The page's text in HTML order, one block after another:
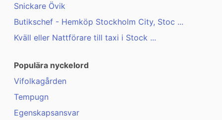
Snickare Övik
Butikschef - Hemköp Stockholm City, Stoc ...
Kväll eller Nattförare till taxi i Stock ...
Populära nyckelord
Vifolkagården
Tempugn
Egenskapsansvar